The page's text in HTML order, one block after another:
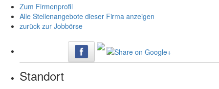
Zum Firmenprofil
Alle Stellenangebote dieser Firma anzeigen
zurück zur Jobbörse
Standort